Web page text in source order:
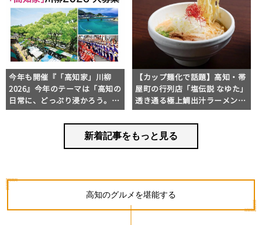
今年も開催『「高知家」川柳
2026』今年のテーマは「高知の
日常に、どっぷり浸かろう。」
で大募集！
【カップ麺化で話題】高知・帯
屋町の行列店「塩伝説 なゆた」
透き通る極上鯛出汁ラーメンの
魅力を徹底解剖 ｜ほっとこうち
オススメ情報
新着記事をもっと見る
高知のグルメを堪能する